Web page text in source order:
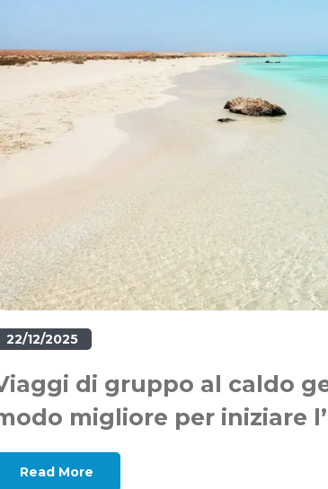
22/12/2025
di gruppo al caldo
migliore per iniziare
Read More